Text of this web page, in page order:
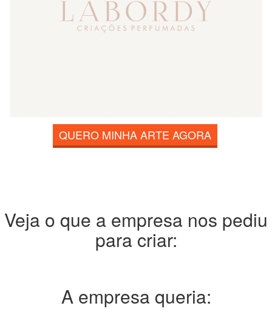
QUERO MINHA ARTE AGORA
Veja o que a empresa nos pediu
para criar:
A empresa queria: